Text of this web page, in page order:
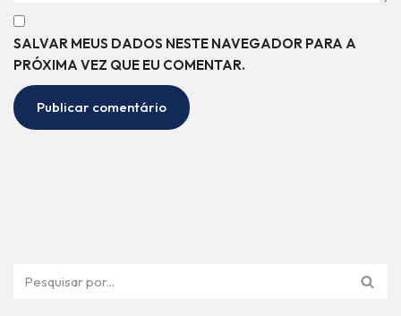
SALVAR MEUS DADOS NESTE NAVEGADOR PARA A
PRÓXIMA VEZ QUE EU COMENTAR.